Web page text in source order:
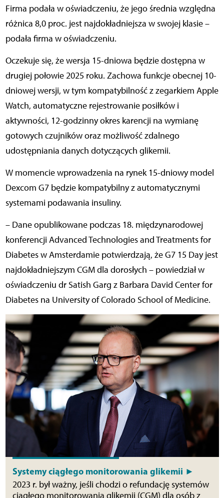
Firma podała w oświadczeniu, że jego średnia względna
różnica 8,0 proc. jest najdokładniejsza w swojej klasie –
podała firma w oświadczeniu.
Oczekuje się, że wersja 15-dniowa będzie dostępna w
drugiej połowie 2025 roku. Zachowa funkcje obecnej 10-
dniowej wersji, w tym kompatybilność z zegarkiem Apple
Watch, automatyczne rejestrowanie posiłków i
aktywności, 12-godzinny okres karencji na wymianę
gotowych czujników oraz możliwość zdalnego
udostępniania danych dotyczących glikemii.
W momencie wprowadzenia na rynek 15-dniowy model
Dexcom G7 będzie kompatybilny z automatycznymi
systemami podawania insuliny.
– Dane opublikowane podczas 18. międzynarodowej
konferencji Advanced Technologies and Treatments for
Diabetes w Amsterdamie potwierdzają, że G7 15 Day jest
najdokładniejszym CGM dla dorosłych – powiedział w
oświadczeniu dr Satish Garg z Barbara David Center for
Diabetes na University of Colorado School of Medicine.
Systemy ciągłego monitorowania glikemii ►
2023 r. był ważny, jeśli chodzi o refundację systemów
ciągłego monitorowania glikemii (CGM) dla osób z